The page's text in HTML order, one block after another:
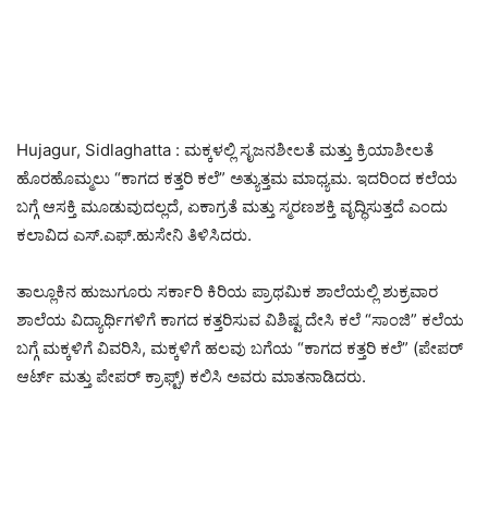
Hujagur, Sidlaghatta : ಮಕ್ಕಳಲ್ಲಿ ಸೃಜನಶೀಲತೆ ಮತ್ತು ಕ್ರಿಯಾಶೀಲತೆ
ಹೊರಹೊಮ್ಮಲು “ಕಾಗದ ಕತ್ತರಿ ಕಲೆ” ಅತ್ಯುತ್ತಮ ಮಾಧ್ಯಮ. ಇದರಿಂದ ಕಲೆಯ
ಬಗ್ಗೆ ಆಸಕ್ತಿ ಮೂಡುವುದಲ್ಲದೆ, ಏಕಾಗ್ರತೆ ಮತ್ತು ಸ್ಮರಣಶಕ್ತಿ ವೃದ್ಧಿಸುತ್ತದೆ ಎಂದು
ಕಲಾವಿದ ಎಸ್.ಎಫ್.ಹುಸೇನಿ ತಿಳಿಸಿದರು.
ತಾಲ್ಲೂಕಿನ ಹುಜುಗೂರು ಸರ್ಕಾರಿ ಕಿರಿಯ ಪ್ರಾಥಮಿಕ ಶಾಲೆಯಲ್ಲಿ ಶುಕ್ರವಾರ
ಶಾಲೆಯ ವಿದ್ಯಾರ್ಥಿಗಳಿಗೆ ಕಾಗದ ಕತ್ತರಿಸುವ ವಿಶಿಷ್ಟ ದೇಸಿ ಕಲೆ “ಸಾಂಜಿ” ಕಲೆಯ
ಬಗ್ಗೆ ಮಕ್ಕಳಿಗೆ ವಿವರಿಸಿ, ಮಕ್ಕಳಿಗೆ ಹಲವು ಬಗೆಯ “ಕಾಗದ ಕತ್ತರಿ ಕಲೆ” (ಪೇಪರ್
ಆರ್ಟ್ ಮತ್ತು ಪೇಪರ್ ಕ್ರಾಫ್ಟ್) ಕಲಿಸಿ ಅವರು ಮಾತನಾಡಿದರು.